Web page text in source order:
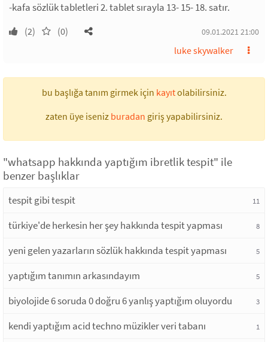
-kafa sözlük tabletleri 2. tablet sırayla 13- 15- 18. satır.
(2) (0) 09.01.2021 21:00
luke skywalker
bu başlığa tanım girmek için kayıtolabilirsiniz.
zaten üye iseniz buradan giriş yapabilirsiniz.
"whatsapp hakkında yaptığım ibretlik tespit" ile
benzer başlıklar
tespit gibi tespit 11
türkiye'de herkesin her şey hakkında tespit yapması 8
yeni gelen yazarların sözlük hakkında tespit yapması 5
yaptığım tanımın arkasındayım 5
biyolojide 6 soruda 0 doğru 6 yanlış yaptığım oluyordu 3
kendi yaptığım acid techno müzikler veri tabanı 1